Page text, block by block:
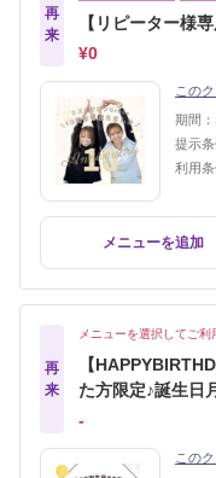
再
来
【リピーター様
¥0
この
期間：
提示条
利用条
メニューを追加
再
来
メニューを選択してご
【
た方限定♪誕生日
‐
この